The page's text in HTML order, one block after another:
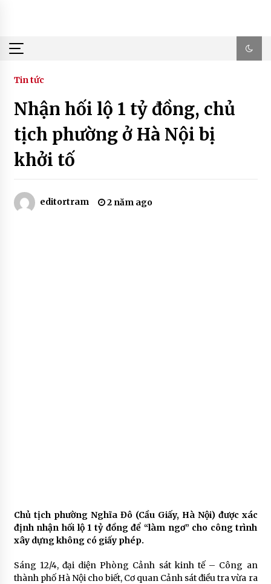
Tin tức
Nhận hối lộ 1 tỷ đồng, chủ
tịch phường ở Hà Nội bị
khởi tố
editortram 2 năm ago
Chủ tịch phường Nghĩa Đô (Cầu Giấy, Hà Nội) được xác
định nhận hối lộ 1 tỷ đồng để “làm ngơ” cho công trình
xây dựng không có giấy phép.
Sáng 12/4, đại diện Phòng Cảnh sát kinh tế – Công an
thành phố Hà Nội cho biết, Cơ quan Cảnh sát điều tra vừa ra